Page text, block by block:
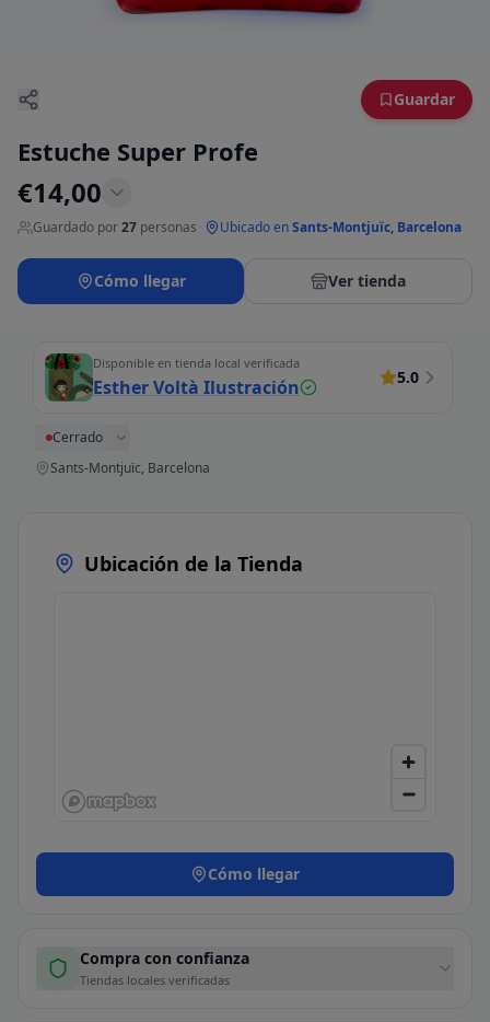
Guardar
Estuche Super Profe
€14,00
Guardado por27 personas Ubicado enSants-Montjuïc, Barcelona
Cómo llegar Ver tienda
Disponible en tienda local verificada
Esther Voltà Ilustración 5.0
Cerrado
Sants-Montjuïc, Barcelona
Ubicación de la Tienda
Cómo llegar
Compra con confianza
Tiendas locales verificadas